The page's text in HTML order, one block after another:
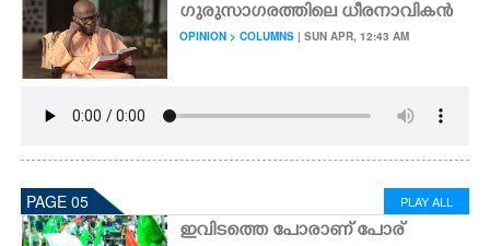
ഗുരുസാഗരത്തിലെ ധീരനാവികൻ
OPINION > COLUMNS | SUN APR, 12:43 AM
PAGE 05 PLAY ALL
ഇവിടത്തെ പോരാണ് പോര്